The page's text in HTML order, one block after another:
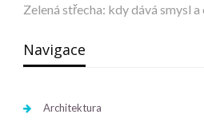
Zelená střecha: kdy dává smysl
Navigace
Architektura